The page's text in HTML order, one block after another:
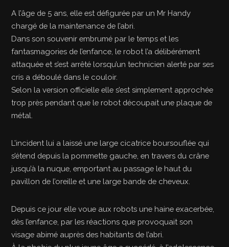
A l’âge de 5 ans, elle est défigurée par un Mr Handy
chargé de la maintenance de l’abri.
Dans son souvenir embrumé par le temps et les
fantasmagories de l’enfance, le robot l’a délibérément
attaquée et s’est arrêté lorsqu’un technicien alerté par ses
cris a déboulé dans le couloir.
Selon la version officielle elle s’est simplement approchée
trop près pendant que le robot découpait une plaque de
métal.
L’incident lui a laissé une large cicatrice boursouflée qui
s’étend depuis la pommette gauche, en travers du crâne
jusqu’à la nuque, emportant au passage le haut du
pavillon de l’oreille et une large bande de cheveux.
Depuis ce jour elle voue aux robots une haine exacerbée,
dès l’enfance, par les réactions que provoquait son
visage abimé auprès des habitants de l’abri.